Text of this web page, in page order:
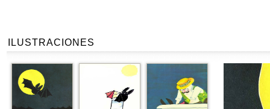
ILUSTRACIONES